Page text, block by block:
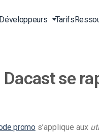
Streaming vidéo
Lecteur vidéo
en
Vidéo pour les
Outils pour
Téléchargement
Tarifs
Support 24/7
se
promo s’applique aux